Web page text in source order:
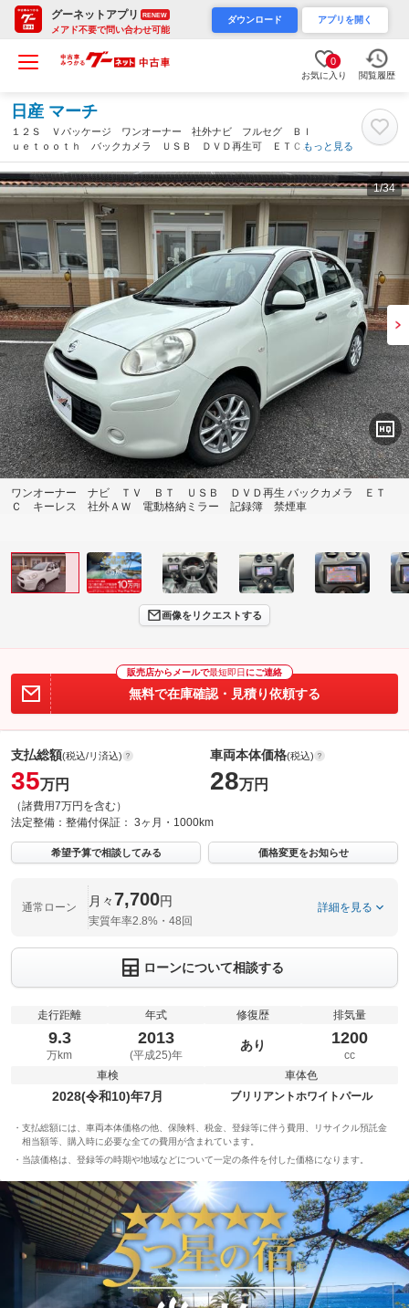
グーネットアプリ RENEW
メアド不要で問い合わせ可能
ダウンロード アプリを開く
0
お気に入り 閲覧履歴
日産 マーチ
１２Ｓ Ｖパッケージ ワンオーナー 社外ナビ フルセグ Ｂｌ
ｕｅｔｏｏｔｈ バックカメラ ＵＳＢ ＤＶＤ再生可 ＥＴＣ
キーレスエントリー 社外アルミホイール ヘットライトレベライ
ザー 電動格納ミラー 記録簿 禁煙車（福島県）
もっと見る
1/34
ワンオーナー ナビ ＴＶ ＢＴ ＵＳＢ ＤＶＤ再生 バックカメラ ＥＴ
Ｃ キーレス 社外ＡＷ 電動格納ミラー 記録簿 禁煙車
画像をリクエストする
販売店からメールで最短即日 にご連絡
無料で在庫確認・見積り依頼する
支払総額(税込/リ済込)
35万円
（諸費用7万円を含む）
車両本体価格(税込)
28万円
法定整備： 整備付保証： 3ヶ月・1000km
希望予算で相談してみる 価格変更をお知らせ
通常ローン 月々7,700円
実質年率2.8%・48回
詳細を見る
ローンについて相談する
走行距離
9.3
万km
年式
2013
(平成25)年
修復歴
あり
排気量
1200
cc
車検
2028(令和10)年7月
車体色
ブリリアントホワイトパール
支払総額には、車両本体価格の他、保険料、税金、登録等に伴う費用、リサイクル預託金
相当額等、購入時に必要な全ての費用が含まれています。
当該価格は、登録等の時期や地域などについて一定の条件を付した価格になります。